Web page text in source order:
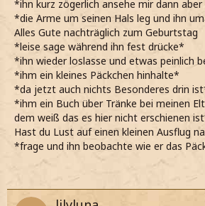
*ihn kurz zögerlich ansehe mir dann
*die Arme um seinen Hals leg und ihn
Alles Gute nachträglich zum Geburtstag
*leise sage während ihn fest drücke*
*ihn wieder loslasse und etwas peinlich
*ihm ein kleines Päckchen hinhalte*
*da jetzt auch nichts Besonderes drin
*ihm ein Buch über Tränke bei meinen
dem weiß das es hier nicht erschienen
Hast du Lust auf einen kleinen Ausflug
*frage und ihn beobachte wie er das